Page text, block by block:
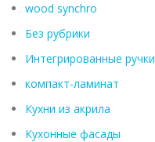
wood synchro
Без рубрики
Интегрированные ручки
компакт-ламинат
Кухни из акрила
Кухонные фасады